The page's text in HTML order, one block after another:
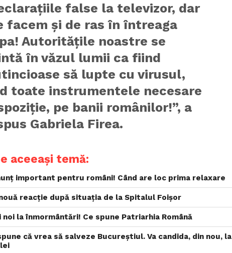
false la televizor, dar
facem şi de ras în întreaga
Autorităţile noastre se
în văzul lumii ca fiind
să lupte cu virusul,
toate instrumentele necesare
pe banii românilor!”, a
Gabriela Firea.
aceeași temă:
important pentru români! Când are loc prima relaxare
reacție după situația de la Spitalul Foișor
noi la înmormântări! Ce spune Patriarhia Română
că vrea să salveze Bucureștiul. Va candida, din nou, la